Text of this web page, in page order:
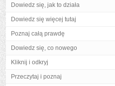
Dowiedz się, jak to działa
Dowiedz się więcej tutaj
Poznaj całą prawdę
Dowiedz się, co nowego
Kliknij i odkryj
Przeczytaj i poznaj